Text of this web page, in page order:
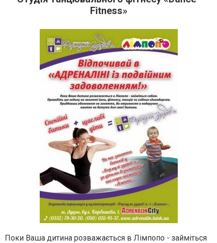
Fitness»
Поки Ваша дитина розважається в Лімпопо - займіться